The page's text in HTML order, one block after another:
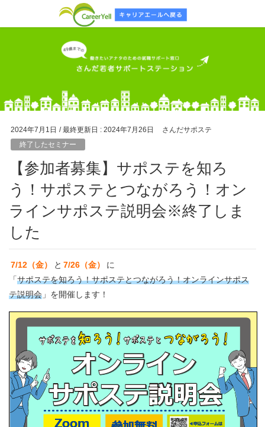
2024年7月1日 / 最終更新日 : 2024年7月26日
さんだサポステ
終了したセミナー
【参加者募集】サポステを知ろ
う！サポステとつながろう！オン
ラインサポステ説明会※終了しま
した
7/12（金） と 7/26（金）
に
「サポステを知ろう！サポステとつながろう！オンラインサポス
テ説明会 」を開催します！